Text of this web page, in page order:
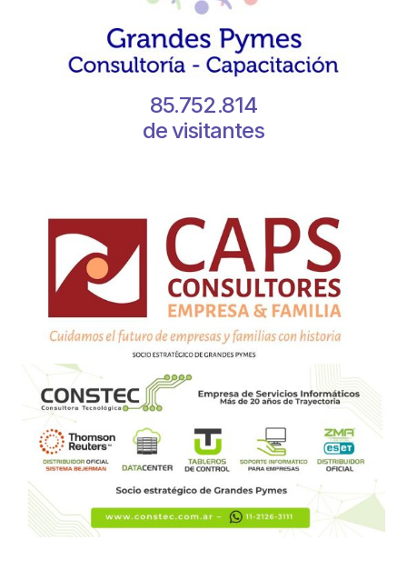
85.752.814
de visitantes